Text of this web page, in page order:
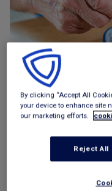
De
de oude
heb je meer vrijheid
By clicking “Accept All
your device to enhance site
our marketing efforts.
Reject All